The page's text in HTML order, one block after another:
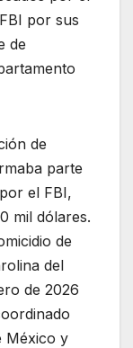
por sus
de
de
parte
el FBI,
mil dólares.
de
del
de 2026
México y